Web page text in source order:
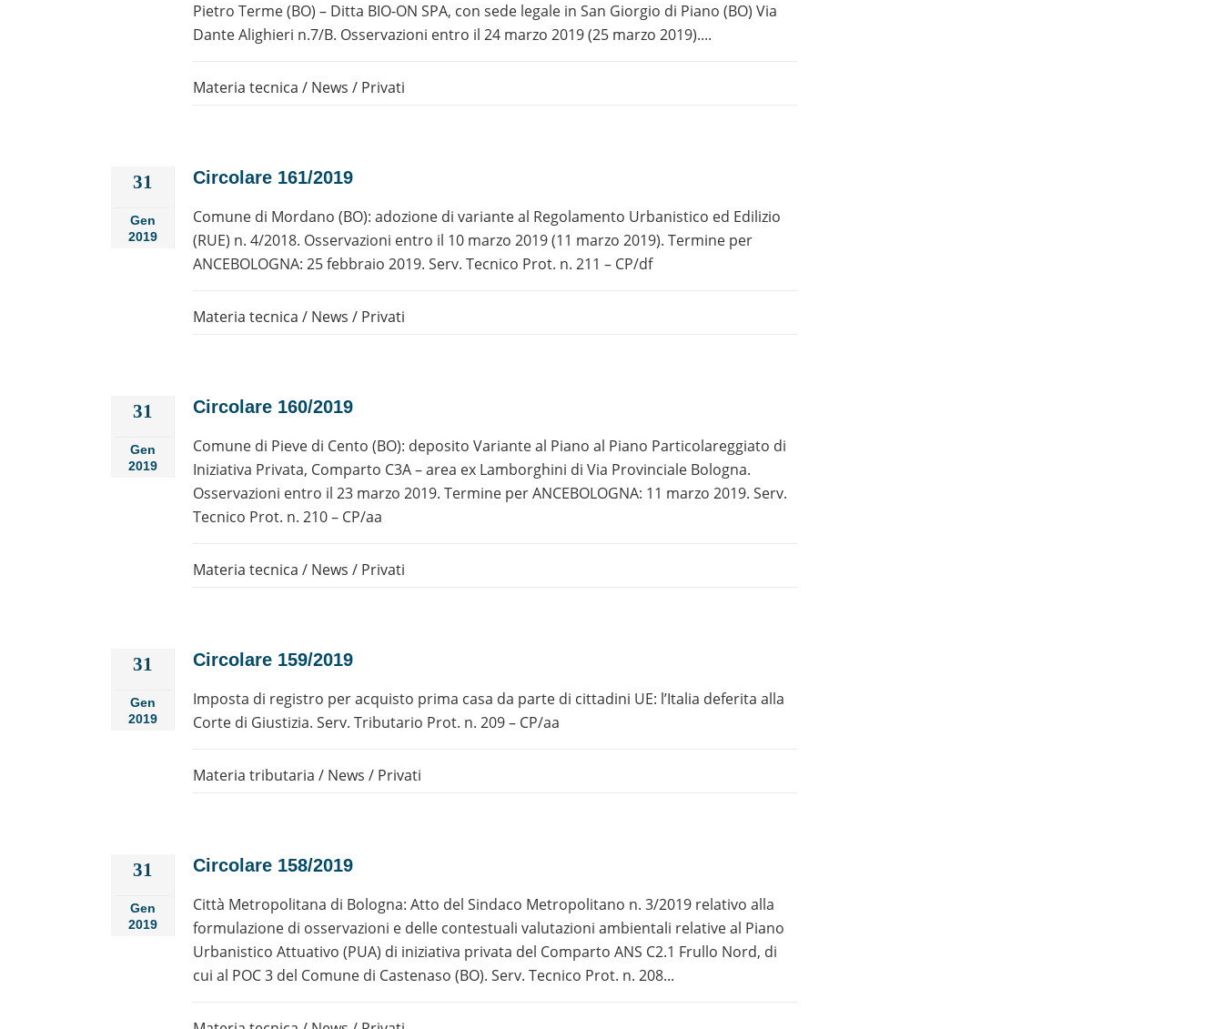
Pietro Terme (BO) – Ditta BIO-ON SPA, con sede legale in San Giorgio di Piano (BO) Via
Dante Alighieri n.7/B. Osservazioni entro il 24 marzo 2019 (25 marzo 2019)....
Materia tecnica / News / Privati
31
Gen
2019
Circolare 161/2019
Comune di Mordano (BO): adozione di variante al Regolamento Urbanistico ed Edilizio
(RUE) n. 4/2018. Osservazioni entro il 10 marzo 2019 (11 marzo 2019). Termine per
ANCEBOLOGNA: 25 febbraio 2019. Serv. Tecnico Prot. n. 211 – CP/df
Materia tecnica / News / Privati
31
Gen
2019
Circolare 160/2019
Comune di Pieve di Cento (BO): deposito Variante al Piano al Piano Particolareggiato di
Iniziativa Privata, Comparto C3A – area ex Lamborghini di Via Provinciale Bologna.
Osservazioni entro il 23 marzo 2019. Termine per ANCEBOLOGNA: 11 marzo 2019. Serv.
Tecnico Prot. n. 210 – CP/aa
Materia tecnica / News / Privati
31
Gen
2019
Circolare 159/2019
Imposta di registro per acquisto prima casa da parte di cittadini UE: l’Italia deferita alla
Corte di Giustizia. Serv. Tributario Prot. n. 209 – CP/aa
Materia tributaria / News / Privati
31
Gen
2019
Circolare 158/2019
Città Metropolitana di Bologna: Atto del Sindaco Metropolitano n. 3/2019 relativo alla
formulazione di osservazioni e delle contestuali valutazioni ambientali relative al Piano
Urbanistico Attuativo (PUA) di iniziativa privata del Comparto ANS C2.1 Frullo Nord, di
cui al POC 3 del Comune di Castenaso (BO). Serv. Tecnico Prot. n. 208...